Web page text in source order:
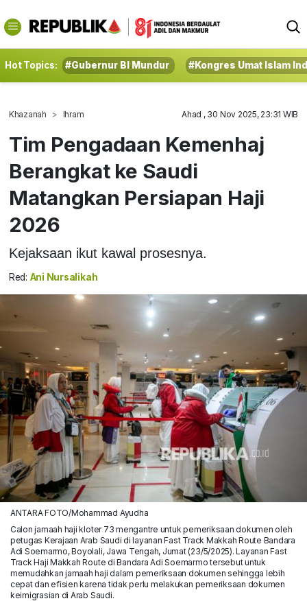
Hot Topics: #Gubernur BI Mundur #Kongres Umat Islam
Khazanah Ihram Ahad , 30 Nov 2025, 23:31 WIB
Tim Pengadaan Kemenhaj
Berangkat ke Saudi
Matangkan Persiapan Haji
2026
Kejaksaan ikut kawal prosesnya.
Red: Ani Nursalikah
ANTARA FOTO/Mohammad Ayudha
Calon jamaah haji kloter 73 mengantre untuk pemeriksaan dokumen oleh
petugas Kerajaan Arab Saudi di layanan Fast Track Makkah Route Bandara
Adi Soemarmo, Boyolali, Jawa Tengah, Jumat (23/5/2025). Layanan Fast
Track Haji Makkah Route di Bandara Adi Soemarmo tersebut untuk
memudahkan jamaah haji dalam pemeriksaan dokumen sehingga lebih
cepat dan efisien karena tidak perlu melakukan pemeriksaan dokumen
keimigrasian di Arab Saudi.